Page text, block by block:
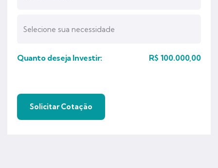
Quanto deseja Investir: R$ 100.000,00